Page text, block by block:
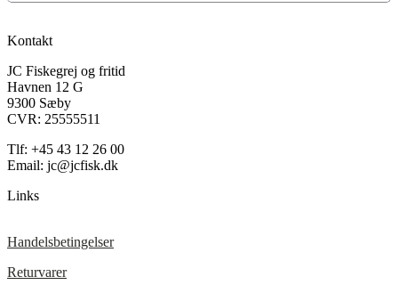
Kontakt
JC Fiskegrej og fritid
Havnen 12 G
9300 Sæby
CVR: 25555511
Tlf: +45 43 12 26 00
Email: jc@jcfisk.dk
Links
Handelsbetingelser
Returvarer